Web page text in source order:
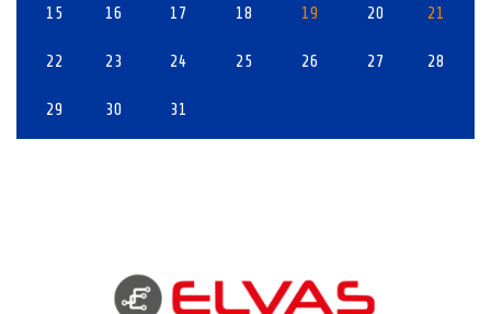
15 16 17 18 19 20 21
22 23 24 25 26 27 28
29 30 31